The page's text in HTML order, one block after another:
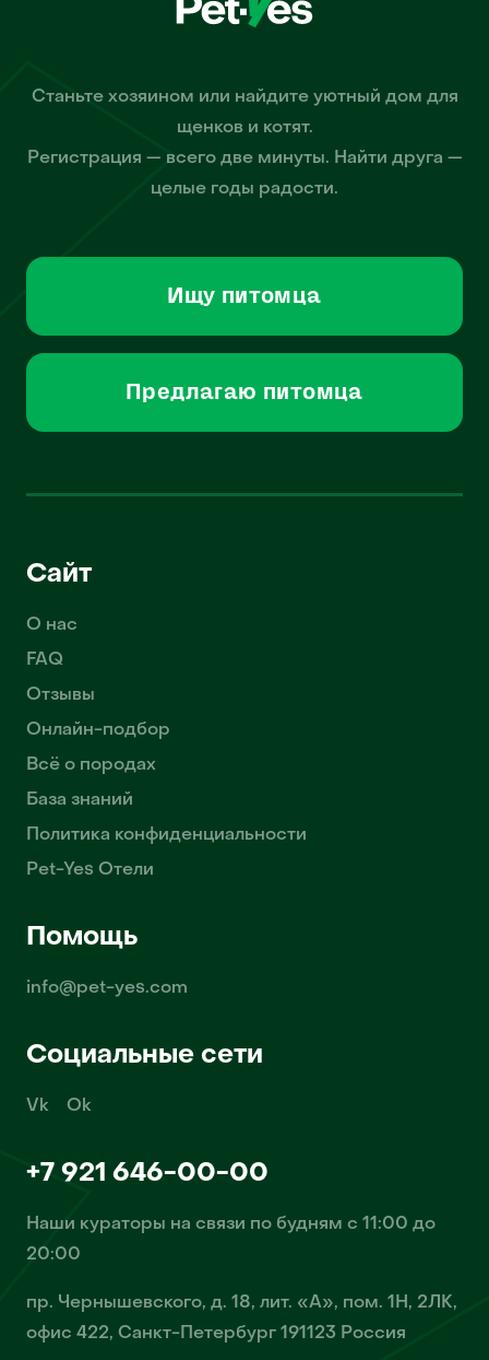
Станьте хозяином или найдите уютный дом для
щенков и котят.
Регистрация — всего две минуты. Найти друга —
целые годы радости.
Ищу питомца
Предлагаю питомца
Сайт
О нас
FAQ
Отзывы
Онлайн-подбор
Всё о породах
База знаний
Политика конфиденциальности
Pet-Yes Отели
Помощь
info@pet-yes.com
Социальные сети
Vk Ok
+7 921 646-00-00
Наши кураторы на связи по будням с 11:00 до
20:00
пр. Чернышевского, д. 18, лит. «А», пом. 1Н, 2ЛК,
офис 422, Санкт-Петербург 191123 Россия